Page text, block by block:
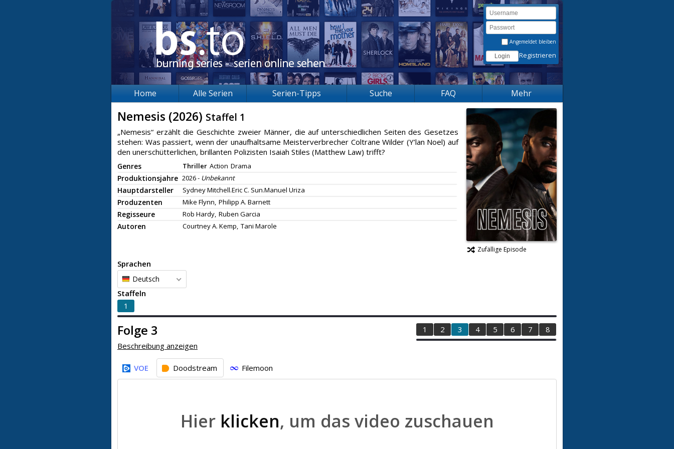
Angemeldet bleiben
Registrieren
Home Alle Serien Serien-Tipps Suche FAQ Mehr
Nemesis (2026) Staffel 1
„Nemesis“ erzählt die Geschichte zweier Männer, die auf unterschiedlichen Seiten des Gesetzes
stehen: Was passiert, wenn der unaufhaltsame Meisterverbrecher Coltrane Wilder (Y’lan Noel) auf
den unerschütterlichen, brillanten Polizisten Isaiah Stiles (Matthew Law) trifft?
Genres Thriller Action Drama
Produktionsjahre 2026 - Unbekannt
Hauptdarsteller Sydney Mitchell.Eric C. Sun.Manuel Uriza
Produzenten Mike Flynn, Philipp A. Barnett
Regisseure Rob Hardy, Ruben Garcia
Autoren Courtney A. Kemp, Tani Marole
Zufällige Episode
Sprachen
Deutsch
Staffeln
1
Folge 3 1 2 3 4 5 6 7
8
Beschreibung anzeigen
VOE Doodstream Filemoon
Hier klicken, um das video zuschauen